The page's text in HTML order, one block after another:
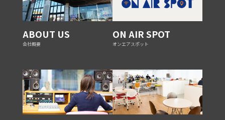
ABOUT US
会社概要
ON AIR SPOT
オンエアスポット